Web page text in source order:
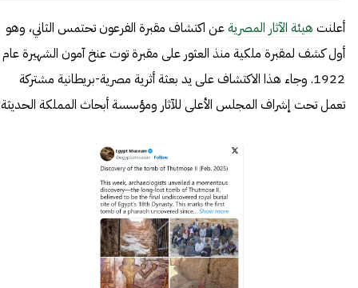
أعلنت هيئة الآثار المصرية عن اكتشاف مقبرة الفرعون تحتمس الثاني، وهو
أول كشف لمقبرة ملكية منذ العثور على مقبرة توت عنخ آمون الشهيرة عام
1922. وجاء هذا الاكتشاف على يد بعثة أثرية مصرية-بريطانية مشتركة
تعمل تحت إشراف المجلس الأعلى للآثار ومؤسسة أبحاث المملكة